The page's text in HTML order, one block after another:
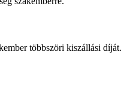
többszöri kiszállási díját.